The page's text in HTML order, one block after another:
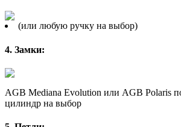
(или любую ручку на выбор)
4. Замки:
AGB Mediana Evolution или AGB Polaris
цилиндр на выбор